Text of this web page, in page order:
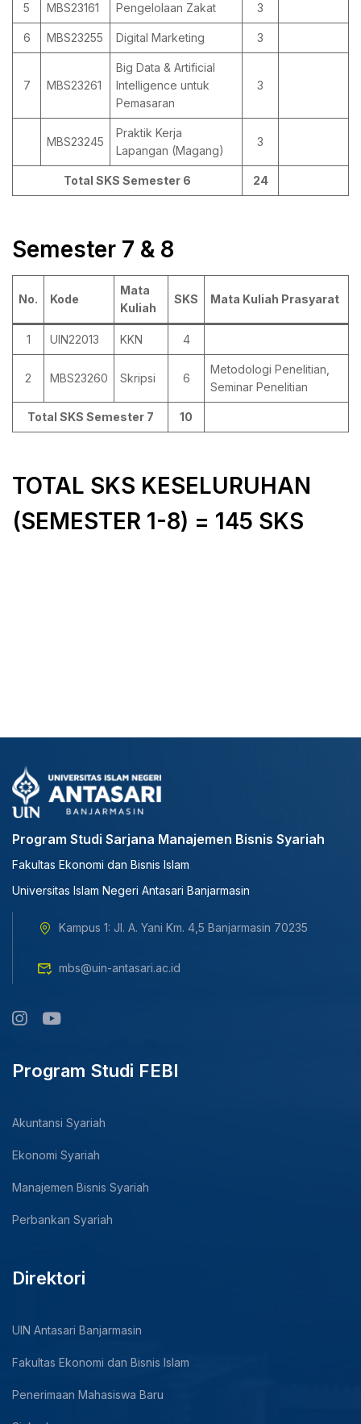
5 MBS23161 Pengelolaan Zakat 3
6 MBS23255 Digital Marketing 3
7 MBS23261
Big Data & Artificial
Intelligence untuk
Pemasaran
3
MBS23245
Praktik Kerja
Lapangan (Magang)
3
Total SKS Semester 6 24
Semester 7 & 8
No. Kode
Mata
Kuliah
SKS Mata Kuliah Prasyarat
1 UIN22013 KKN 4
2 MBS23260 Skripsi 6
Metodologi Penelitian,
Seminar Penelitian
Total SKS Semester 7 10
TOTAL SKS KESELURUHAN
(SEMESTER 1-8) = 145 SKS
Program Studi Sarjana Manajemen Bisnis Syariah
Fakultas Ekonomi dan Bisnis Islam
Universitas Islam Negeri Antasari Banjarmasin
Kampus 1: Jl. A. Yani Km. 4,5 Banjarmasin 70235
mbs@uin-antasari.ac.id
Program Studi FEBI
Akuntansi Syariah
Ekonomi Syariah
Manajemen Bisnis Syariah
Perbankan Syariah
Direktori
UIN Antasari Banjarmasin
Fakultas Ekonomi dan Bisnis Islam
Penerimaan Mahasiswa Baru